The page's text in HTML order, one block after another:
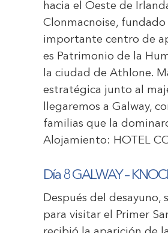
hacia el Oeste de
Clonmacnoise,
importante centro de
es Patrimonio de la
la ciudad de Athlone.
estratégica junto al
llegaremos a Galway,
familias que la
Alojamiento: HOTEL
Día 8 GALWAY –
Después del
para visitar el Primer